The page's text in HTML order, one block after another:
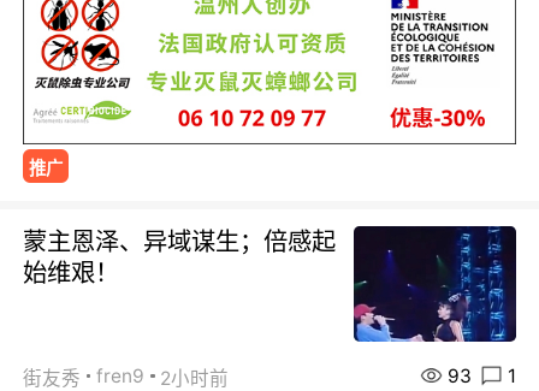
推广
蒙主恩泽、异域谋生；倍感起
始维艰！
街友秀 fren9 2小时前 93 1